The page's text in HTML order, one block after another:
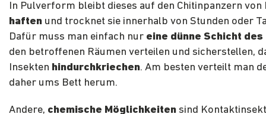
In Pulverform bleibt dieses auf den Chitinpanzern von
haften und trocknet sie innerhalb von Stunden oder
Dafür muss man einfach nur eine dünne Schicht
den betroffenen Räumen verteilen und sicherstellen,
Insekten hindurchkriechen. Am besten verteilt man
daher ums Bett herum.
Andere, chemische Möglichkeiten sind